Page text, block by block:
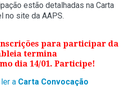
estão detalhadas na Carta
no site da AAPS.
para participar da
termina
dia 14/01. Participe!
a Carta Convocação